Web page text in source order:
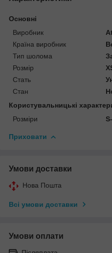
Основні
Виробник
Країна виробник
Тип шолома
Розмір
Стать
Стан
Користувальницькі
Розміри
Приховати
Умови доставки
Нова Пошта
Всі умови доставки
Умови оплати